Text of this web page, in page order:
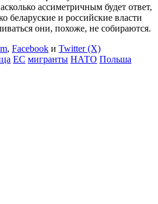
ассиметричным будет ответ,
беларуские и российские власти
они, похоже, не собираются.
, Facebook и Twitter (X)
ЕС мигранты НАТО Польша